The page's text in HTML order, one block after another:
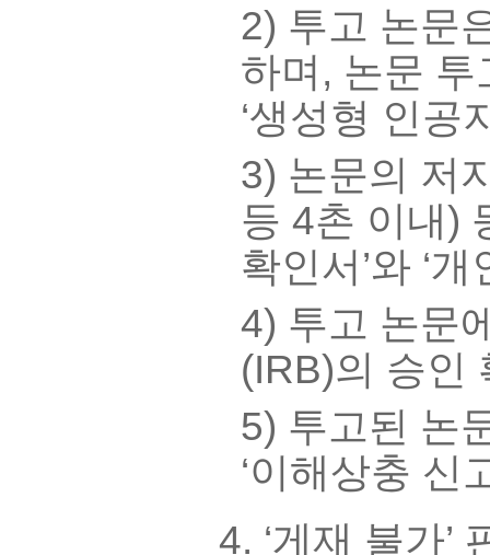
2) 투고 논문
하며, 논문 투
‘생성형 인공
3) 논문의 저
등 4촌 이내)
확인서’와 ‘
4) 투고 논문
(IRB)의 승인
5) 투고된 논
‘이해상충 신
4. ‘게재 불가’